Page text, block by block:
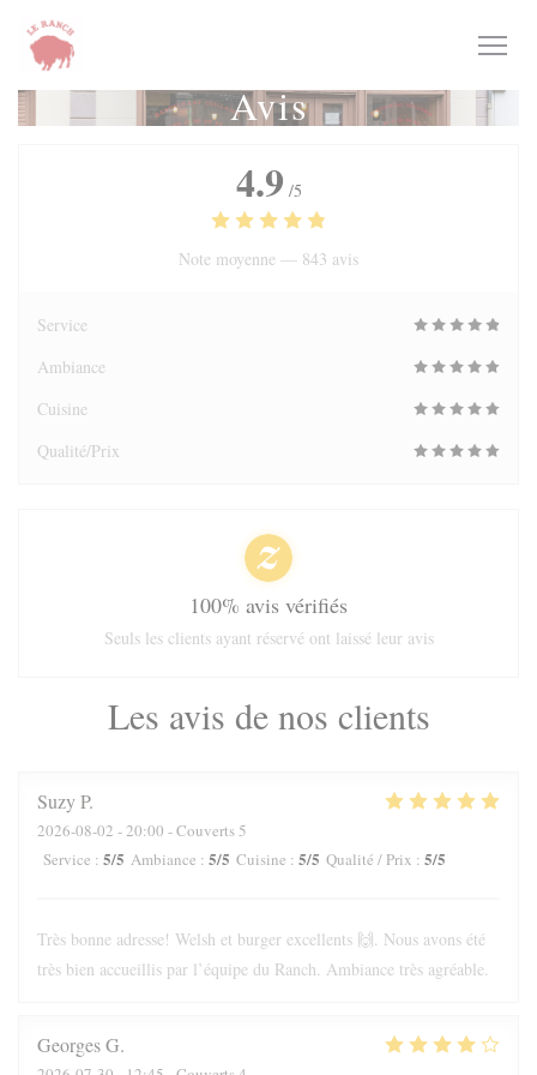
Personnalisation de vos choix en matière de cookies
Avis
Les avis de nos clients
SuzyP
2026-08-02 - 20:00 - Couverts 5
Service : 5/5 Ambiance : 5/5 Cuisine : 5/5 Qualité / Prix : 5/5
Très bonne adresse! Welsh et burger excellents 🙌. Nous avons été
très bien accueillis par l’équipe du Ranch. Ambiance très agréable.
GeorgesG
4.9 /5
Note moyenne — 843 avis
Service
Ambiance
Cuisine
Qualité/Prix
100% avis vérifiés
Seuls les clients ayant réservé ont laissé leur avis